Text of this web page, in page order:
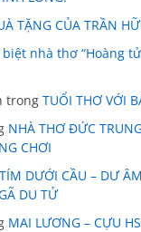
TẶNG CỦA TRẦN
nhà thơ “Hoàng
trongTUỔI THƠ VỚI
NHÀ THƠ ĐỨC
CHƠI
DƯỚI CẦU – DƯ
DU TỬ
MAI LƯƠNG – CỰU